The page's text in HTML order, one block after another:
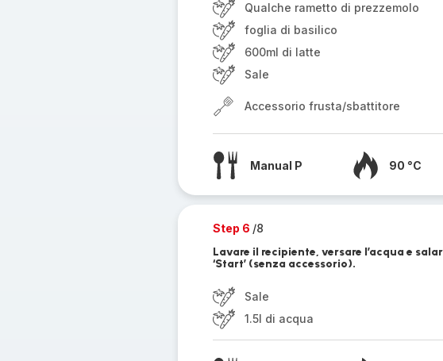
Qualche rametto di prezzemolo
foglia di basilico
600ml di latte
Sale
Accessorio frusta/sbattitore
Manual P 90 °C
Step 6 /8
Lavare il recipiente, versare l’acqua e
‘Start’ (senza accessorio).
Sale
1.5l di acqua